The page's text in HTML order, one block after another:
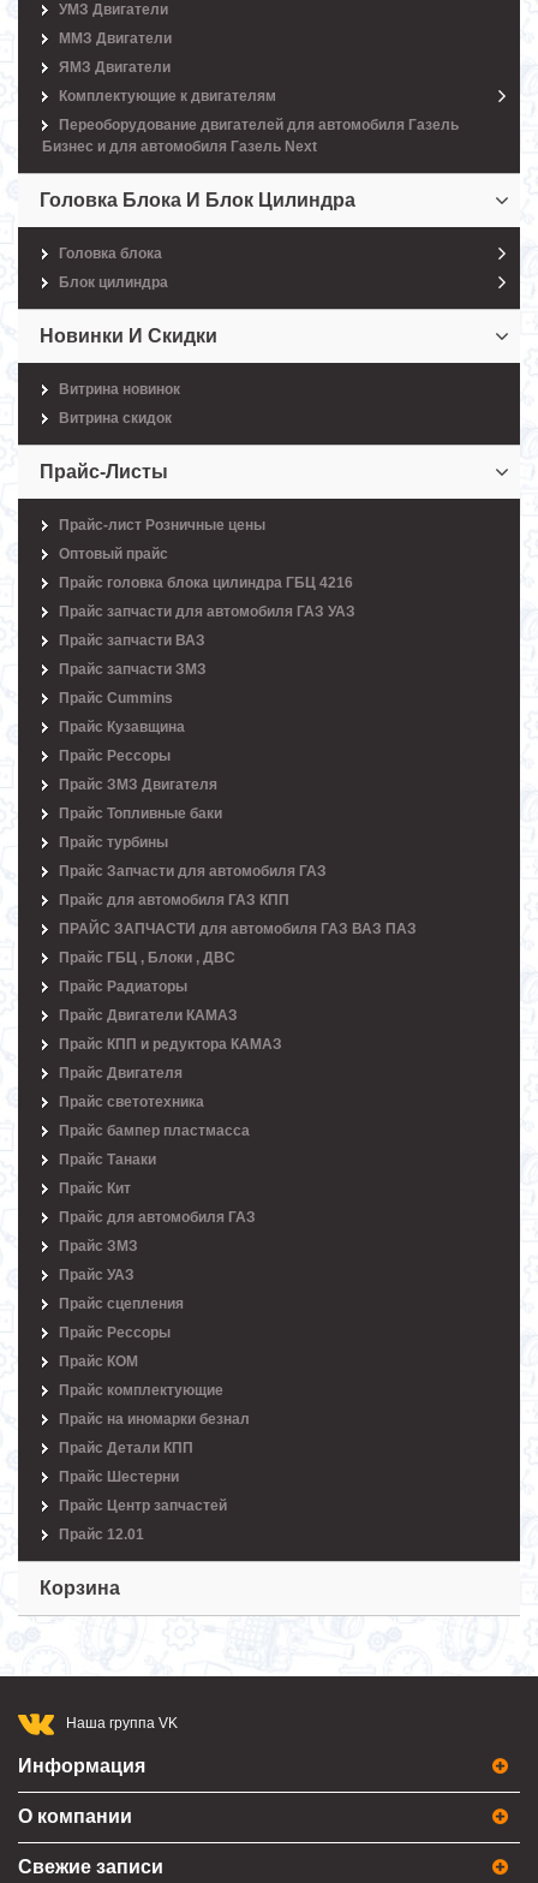
УМЗ Двигатели
ММЗ Двигатели
ЯМЗ Двигатели
Комплектующие к двигателям
Переоборудование двигателей для автомобиля Газель
Бизнес и для автомобиля Газель Next
Головка Блока И Блок Цилиндра
Головка блока
Блок цилиндра
Новинки И Скидки
Витрина новинок
Витрина скидок
Прайс-Листы
Прайс-лист Розничные цены
Оптовый прайс
Прайс головка блока цилиндра ГБЦ 4216
Прайс запчасти для автомобиля ГАЗ УАЗ
Прайс запчасти ВАЗ
Прайс запчасти ЗМЗ
Прайс Cummins
Прайс Кузавщина
Прайс Рессоры
Прайс ЗМЗ Двигателя
Прайс Топливные баки
Прайс турбины
Прайс Запчасти для автомобиля ГАЗ
Прайс для автомобиля ГАЗ КПП
ПРАЙС ЗАПЧАСТИ для автомобиля ГАЗ ВАЗ ПАЗ
Прайс ГБЦ , Блоки , ДВС
Прайс Радиаторы
Прайс Двигатели КАМАЗ
Прайс КПП и редуктора КАМАЗ
Прайс Двигателя
Прайс светотехника
Прайс бампер пластмасса
Прайс Танаки
Прайс Кит
Прайс для автомобиля ГАЗ
Прайс ЗМЗ
Прайс УАЗ
Прайс сцепления
Прайс Рессоры
Прайс КОМ
Прайс комплектующие
Прайс на иномарки безнал
Прайс Детали КПП
Прайс Шестерни
Прайс Центр запчастей
Прайс 12.01
Корзина
Наша группа VK
Информация
О компании
Свежие записи